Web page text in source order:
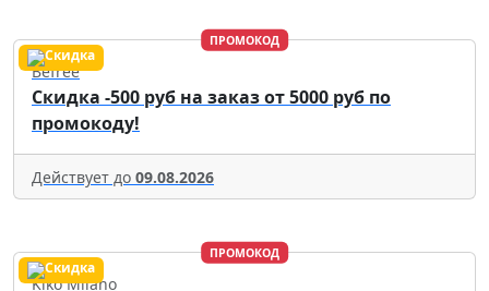
ПРОМОКОД
Befree
Скидка -500 руб на заказ от 5000 руб по
промокоду!
Действует до 09.08.2026
ПРОМОКОД
Kiko Milano